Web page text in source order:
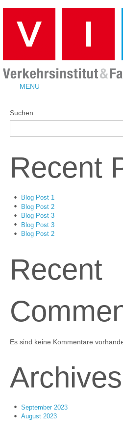
MENU
Suchen
Recent
Blog Post 1
Blog Post 2
Blog Post 3
Blog Post 3
Blog Post 2
Recent
Es sind keine Kommentare
Archives
September 2023
August 2023